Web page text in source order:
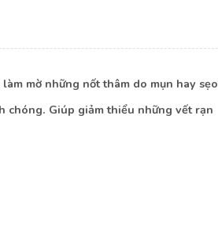
mờ những nốt thâm do mụn hay sẹo
chóng. Giúp giảm thiểu những vết rạn